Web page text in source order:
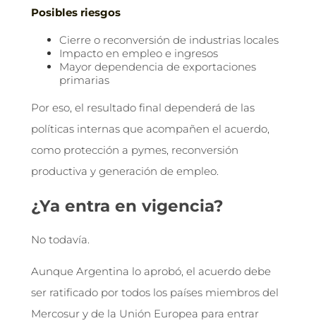
Posibles riesgos
Cierre o reconversión de industrias locales
Impacto en empleo e ingresos
Mayor dependencia de exportaciones
primarias
Por eso, el resultado final dependerá de las
políticas internas que acompañen el acuerdo,
como protección a pymes, reconversión
productiva y generación de empleo.
¿Ya entra en vigencia?
No todavía.
Aunque Argentina lo aprobó, el acuerdo debe
ser ratificado por todos los países miembros del
Mercosur y de la Unión Europea para entrar